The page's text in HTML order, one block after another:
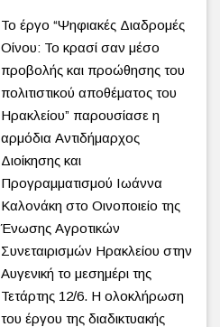
Το έργο “Ψηφιακές Διαδρομές
Οίνου: Το κρασί σαν μέσο
προβολής και προώθησης του
πολιτιστικού αποθέματος του
Ηρακλείου” παρουσίασε η
αρμόδια Αντιδήμαρχος
Διοίκησης και
Προγραμματισμού Ιωάννα
Καλονάκη στο Οινοποιείο της
Ένωσης Αγροτικών
Συνεταιρισμών Ηρακλείου στην
Αυγενική το μεσημέρι της
Τετάρτης 12/6. Η ολοκλήρωση
του έργου της διαδικτυακής